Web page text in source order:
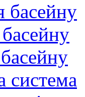
басейну
система